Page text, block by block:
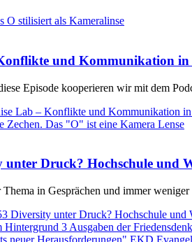
und Kommunikation in
Episode kooperieren wir mit dem
Lab – Konflikte und Kommunikation
unter Druck? Hochschule und
in Gesprächen und immer
Diversity unter Druck? Hochschule